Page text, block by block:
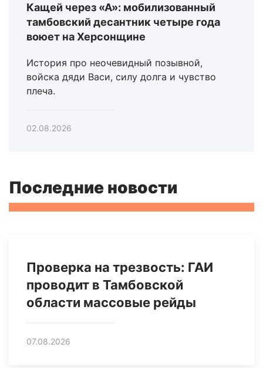
Кащей через «А»: мобилизованный
тамбовский десантник четыре года
воюет на Херсонщине
История про неочевидный позывной,
войска дяди Васи, силу долга и чувство
плеча.
02.08.2026
Последние новости
Проверка на трезвость: ГАИ
проводит в Тамбовской
области массовые рейды
07.08.2026